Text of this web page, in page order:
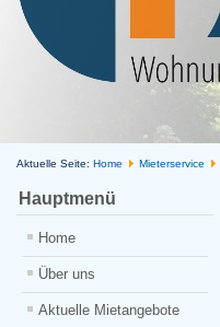
Aktuelle Seite: Home Mieterservice
Hauptmenü
Home
Über uns
Aktuelle Mietangebote